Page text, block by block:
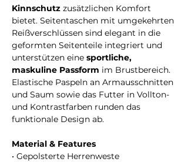
Kinnschutz zusätzlichen Komfort
bietet. Seitentaschen mit umgekehrten
Reißverschlüssen sind elegant in die
geformten Seitenteile integriert und
unterstützen eine sportliche,
maskuline Passform im Brustbereich.
Elastische Paspeln an Armausschnitten
und Saum sowie das Futter in Vollton-
und Kontrastfarben runden das
funktionale Design ab.
Material & Features
• Gepolsterte Herrenweste